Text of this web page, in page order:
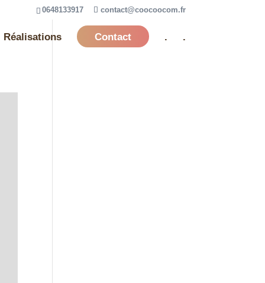
0648133917 contact@coocoocom.fr
Réalisations Contact . .